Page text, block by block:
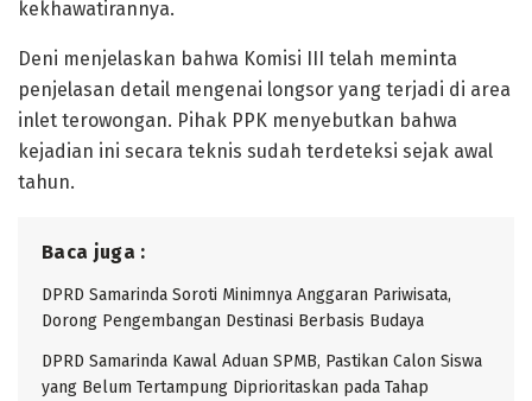
kekhawatirannya.
Deni menjelaskan bahwa Komisi III telah meminta
penjelasan detail mengenai longsor yang terjadi di area
inlet terowongan. Pihak PPK menyebutkan bahwa
kejadian ini secara teknis sudah terdeteksi sejak awal
tahun.
Baca juga :
DPRD Samarinda Soroti Minimnya Anggaran Pariwisata,
Dorong Pengembangan Destinasi Berbasis Budaya
DPRD Samarinda Kawal Aduan SPMB, Pastikan Calon Siswa
yang Belum Tertampung Diprioritaskan pada Tahap